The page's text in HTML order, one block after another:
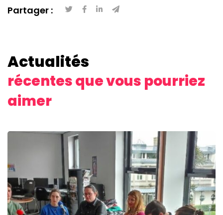
Partager :
Actualités
récentes que vous pourriez
aimer